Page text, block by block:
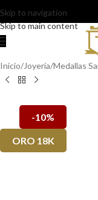
Skip to navigation
Skip to main content
Inicio/Joyería/Medallas
-10%
ORO 18K